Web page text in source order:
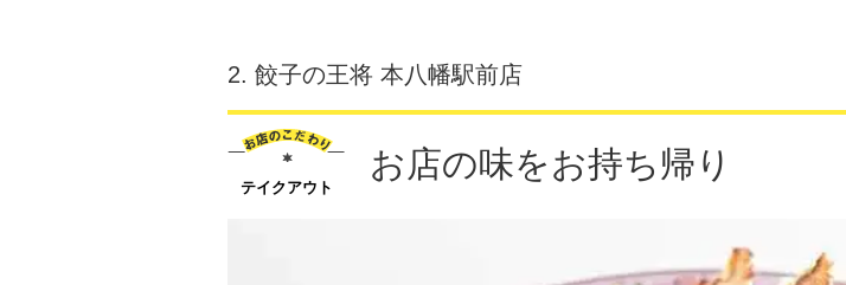
2. 餃子の王将 本八幡駅前店
テイクアウト
お店の味をお持ち帰り